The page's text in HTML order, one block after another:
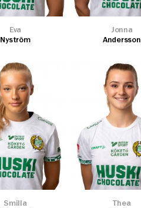
Eva
Nyström
Jonna
Andersson
Smilla
Thea